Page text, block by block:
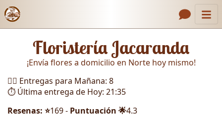
Enlaces de encabezado
Contacto
Galería
Cómo Hacer un Pedido
Floristería Jacaranda
¡Envía flores a domicilio en Norte hoy mismo!
🏃‍♂️ Entregas para Mañana: 8
⏱️ Última entrega de Hoy: 21:35
Resenas: ⭐169 - Puntuación 🌟4.3